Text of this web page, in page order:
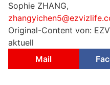
Sophie ZHANG,
Original-Content von:
aktuell
Mail